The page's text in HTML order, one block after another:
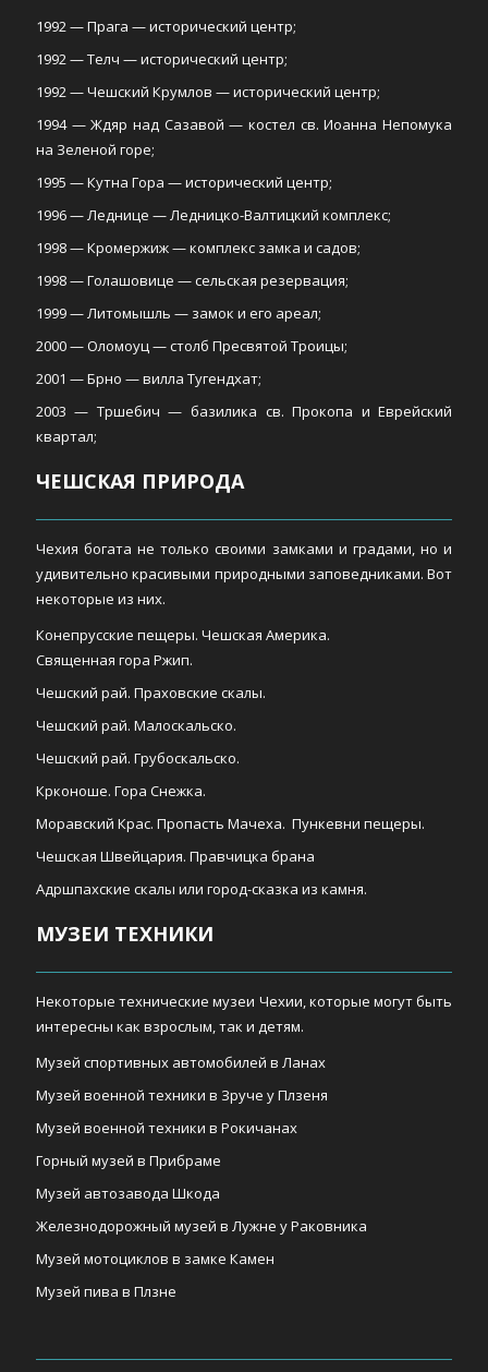
1992 — Прага — исторический центр;
1992 — Телч — исторический центр;
1992 — Чешский Крумлов — исторический центр;
1994 — Ждяр над Сазавой — костел св. Иоанна Непомука
на Зеленой горе;
1995 — Кутна Гора — исторический центр;
1996 — Леднице — Ледницко-Валтицкий комплекс;
1998 — Кромержиж — комплекс замка и садов;
1998 — Голашовице — сельская резервация;
1999 — Литомышль — замок и его ареал;
2000 — Оломоуц — столб Пресвятой Троицы;
2001 — Брно — вилла Тугендхат;
2003 — Тршебич — базилика св. Прокопа и Еврейский
квартал;
ЧЕШСКАЯ ПРИРОДА
Чехия богата не только своими замками и градами, но и
удивительно красивыми природными заповедниками. Вот
некоторые из них.
Конепрусские пещеры. Чешская Америка.
Священная гора Ржип.
Чешский рай. Праховские скалы.
Чешский рай. Малоскальско.
Чешский рай. Грубоскальско.
Крконоше. Гора Снежка.
Моравский Крас. Пропасть Мачеха. Пункевни пещеры.
Чешская Швейцария. Правчицка брана
Адршпахские скалы или город-сказка из камня.
МУЗЕИ ТЕХНИКИ
Некоторые технические музеи Чехии, которые могут быть
интересны как взрослым, так и детям.
Музей спортивных автомобилей в Ланах
Музей военной техники в Зруче у Плзеня
Музей военной техники в Рокичанах
Горный музей в Прибраме
Музей автозавода Шкода
Железнодорожный музей в Лужне у Раковника
Музей мотоциклов в замке Камен
Музей пива в Плзне